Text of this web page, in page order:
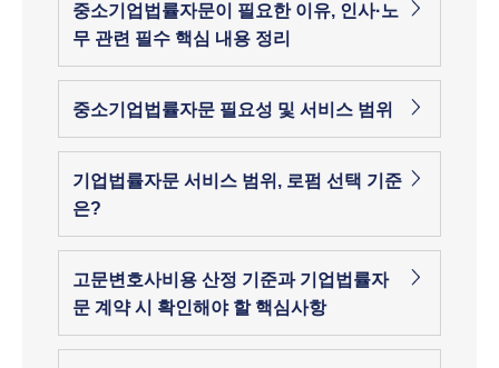
중소기업법률자문이 필요한 이유, 인사·노
무 관련 필수 핵심 내용 정리
중소기업법률자문 필요성 및 서비스 범위
기업법률자문 서비스 범위, 로펌 선택 기준
은?
고문변호사비용 산정 기준과 기업법률자
문 계약 시 확인해야 할 핵심사항